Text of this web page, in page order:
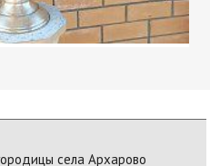
села Архарово